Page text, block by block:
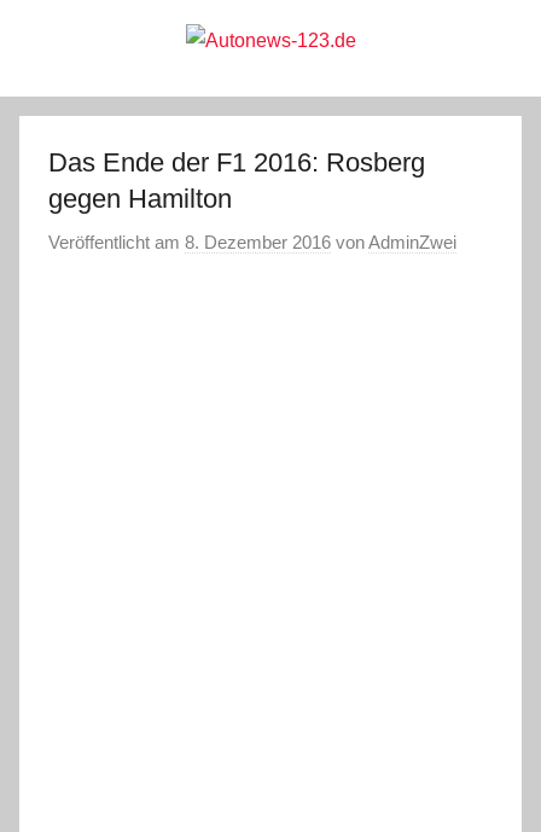
Autonews-
123.de
Das Ende der F1 2016: Rosberg
gegen Hamilton
Veröffentlicht am 8. Dezember 2016 vonAdminZwei